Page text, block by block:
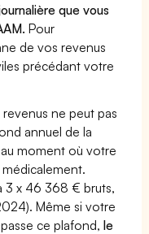
que vous
Pour
de vos revenus
précédant votre
ne peut pas
annuel de la
moment où votre
3 x 46 368 € bruts,
Même si votre
ce plafond,le